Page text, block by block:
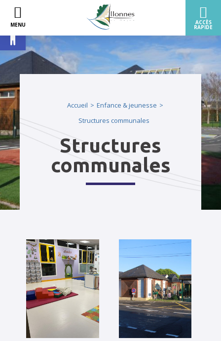
Ouvrir la barre d’outils
Accueil
Enfance & jeunesse
Structures communales
Structures
communales